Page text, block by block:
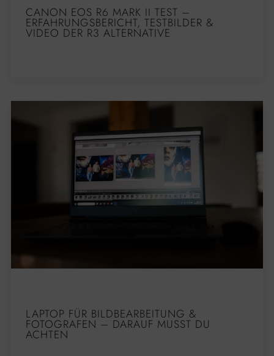
CANON EOS R6 MARK II TEST –
ERFAHRUNGSBERICHT, TESTBILDER &
VIDEO DER R3 ALTERNATIVE
LAPTOP FÜR BILDBEARBEITUNG &
FOTOGRAFEN – DARAUF MUSST DU
ACHTEN